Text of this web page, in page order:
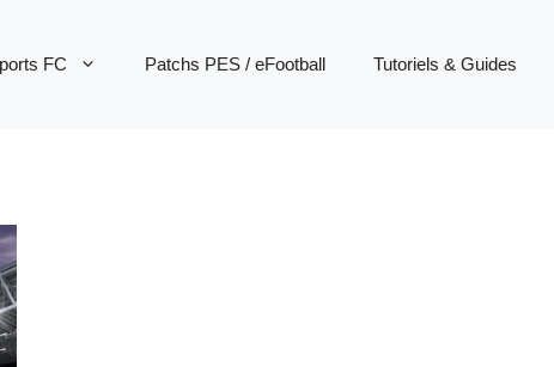
FC Patchs PES / eFootball Tutoriels & Guides